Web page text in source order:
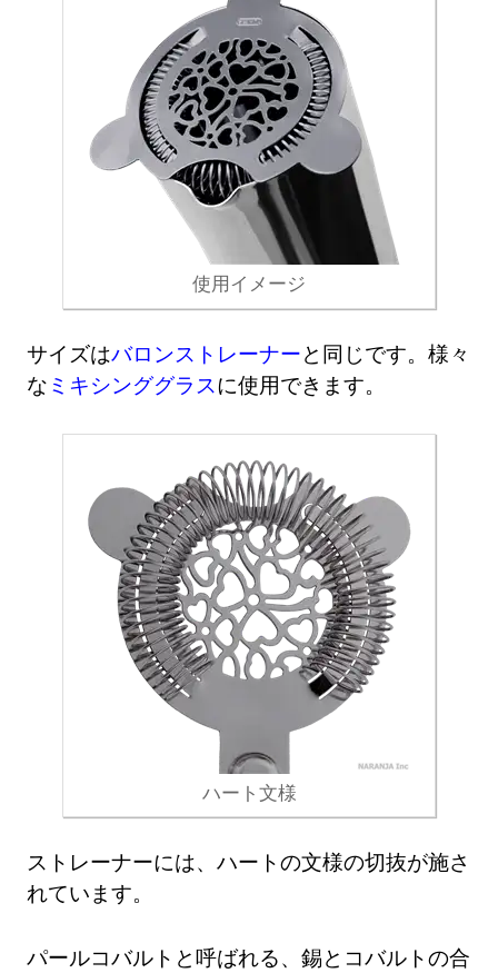
使用イメージ
サイズはバロンストレーナーと同じです。様々
な ミキシンググラスに使用できます。
ハート文様
ストレーナーには、ハートの文様の切抜が施さ
れています。
パールコバルトと呼ばれる、錫とコバルトの合